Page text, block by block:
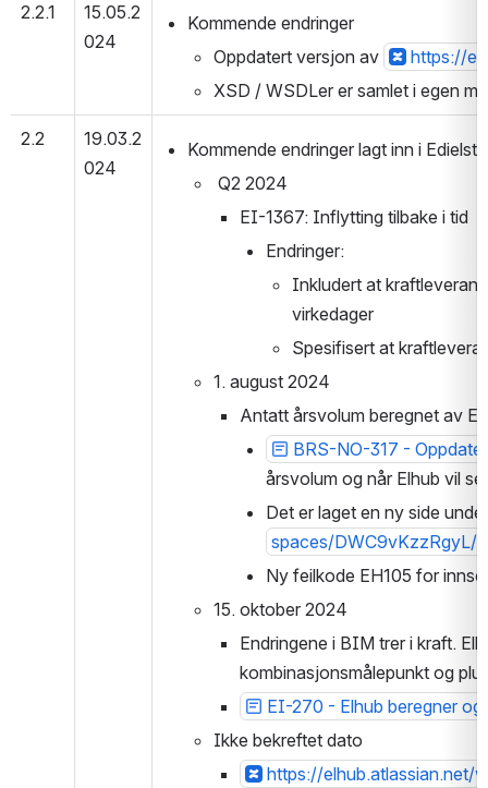
2.2.1
15.05.2
024
Kommende endringer
Oppdatert versjon av
https://
XSD / WSDLer er samlet i egen
2.2
19.03.2
024
Kommende endringer lagt inn i
Q2 2024
EI-1367: Inflytting tilbake i tid
Endringer:
Inkludert at
virkedager
Spesifisert at
1. august 2024
Antatt årsvolum beregnet av
BRS-NO-317 -
rsvolum og når Elhub vil
Det er laget en ny side
spaces/DWC9vKzzRgyL/
Ny feilkode EH105 for
15. oktober 2024
Endringene i BIM trer i kraft.
kombinasjonsmålepunkt og
EI-270 - Elhub beregner og
Ikke bekreftet dato
https://elhub.atlassian.net/